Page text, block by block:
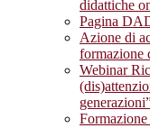
didattiche
Pagina
Azione di
formazione
Webinar